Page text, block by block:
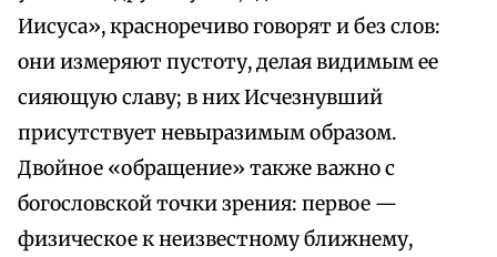
Иисуса», красноречиво говорят и без слов:
они измеряют пустоту, делая видимым ее
сияющую славу; в них Исчезнувший
присутствует невыразимым образом.
Двойное «обращение» также важно с
богословской точки зрения: первое —
физическое к неизвестному ближнему,